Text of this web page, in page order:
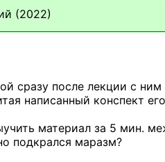
(2022)
сразу после лекции с ним
написанный конспект
материал за 5 мин.
подкрался маразм?